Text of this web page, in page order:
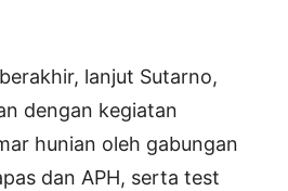
lanjut Sutarno,
dengan kegiatan
hunian oleh gabungan
dan APH, serta test